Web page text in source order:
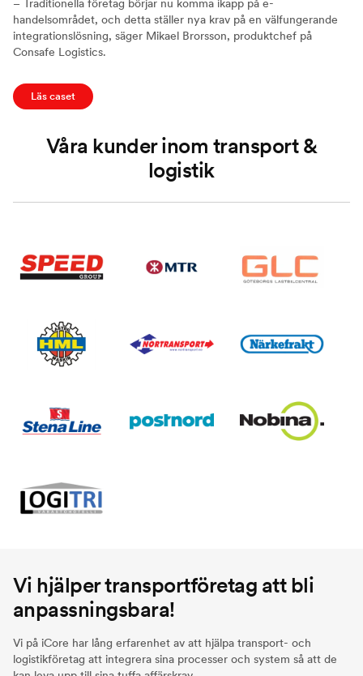
– Traditionella företag börjar nu komma ikapp på e-
handelsområdet, och detta ställer nya krav på en välfungerande
integrationslösning, säger Mikael Brorsson, produktchef på
Consafe Logistics.
Läs caset
Våra kunder inom transport &
logistik
Vi hjälper transportföretag att bli
anpassningsbara!
Vi på iCore har lång erfarenhet av att hjälpa transport- och
logistikföretag att integrera sina processer och system så att de